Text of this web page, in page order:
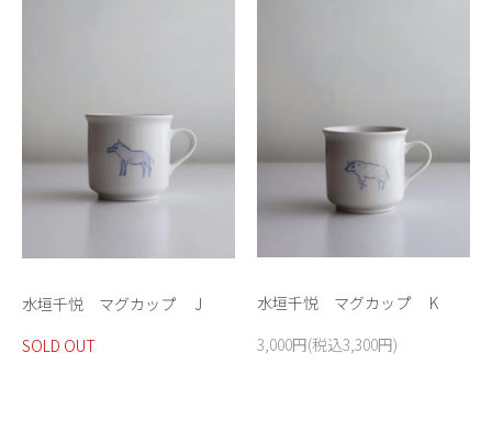
水垣千悦 マグカップ J
SOLD OUT
水垣千悦 マグカップ K
3,000円(税込3,300円)